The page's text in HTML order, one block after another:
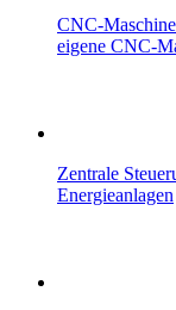
CNC-
eigene CNC-
Zentrale
Energieanlagen